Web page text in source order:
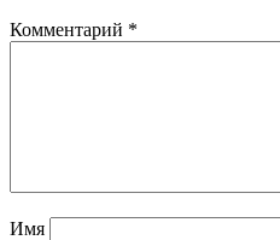
Комментарий *
Имя